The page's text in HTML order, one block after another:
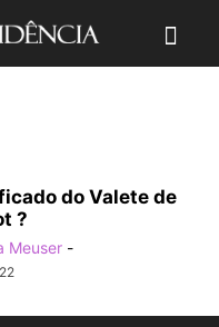
do Valete de
?
Meuser -